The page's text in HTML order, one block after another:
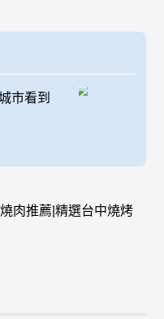
市看到
肉推薦|精選台中燒烤